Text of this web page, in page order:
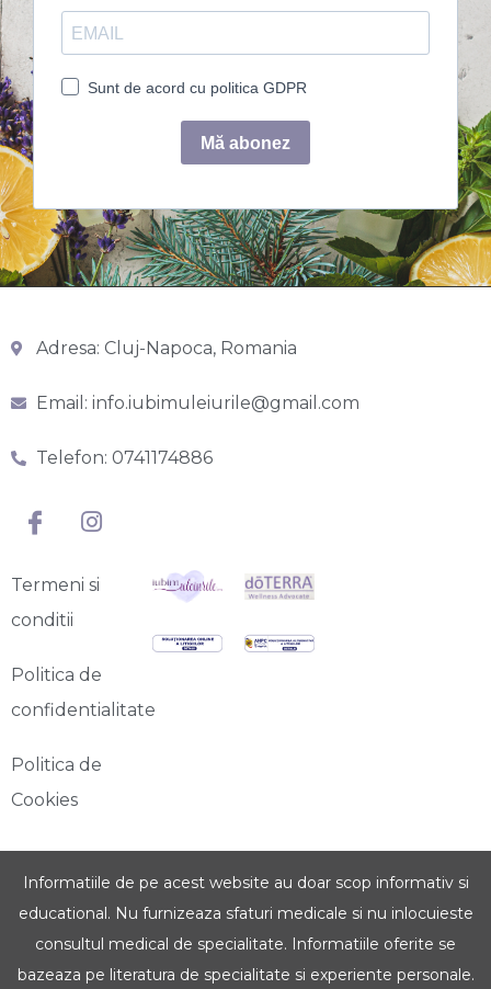
Adresa: Cluj-Napoca, Romania
Email: info.iubimuleiurile@gmail.com
Telefon: 0741174886
Termeni si
conditii
Politica de
confidentialitate
Politica de
Cookies
Informatiile de pe acest website au doar scop informativ si
educational. Nu furnizeaza sfaturi medicale si nu inlocuieste
consultul medical de specialitate. Informatiile oferite se
bazeaza pe literatura de specialitate si experiente personale.